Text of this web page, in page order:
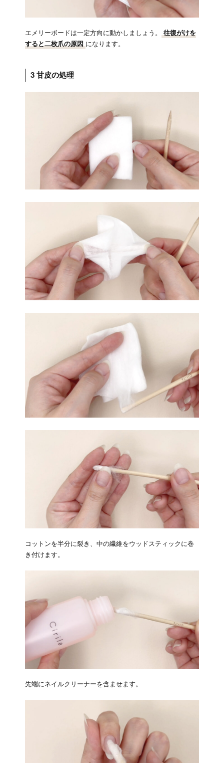
エメリーボードは一定方向に動かしましょう。
往復がけを
すると二枚爪の原因 になります。
3 甘皮の処理
コットンを半分に裂き、中の繊維をウッドスティックに巻
き付けます。
先端にネイルクリーナーを含ませます。